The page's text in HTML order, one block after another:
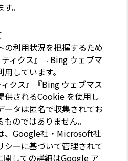
。
の利用状況を把握するため
ィクス』『Bing ウェブマ
しています。
クス』『Bing ウェブマス
供されるCookie を使用し
ータは匿名で収集されてお
のではありません。
、Google社・Microsoft社
シーに基づいて管理されて
関しての詳細はGoogle ア